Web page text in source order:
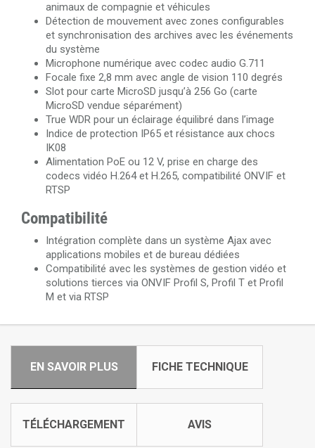
animaux de compagnie et véhicules
Détection de mouvement avec zones configurables
et synchronisation des archives avec les événements
du système
Microphone numérique avec codec audio G.711
Focale fixe 2,8 mm avec angle de vision 110 degrés
Slot pour carte MicroSD jusqu’à 256 Go (carte
MicroSD vendue séparément)
True WDR pour un éclairage équilibré dans l’image
Indice de protection IP65 et résistance aux chocs
IK08
Alimentation PoE ou 12 V, prise en charge des
codecs vidéo H.264 et H.265, compatibilité ONVIF et
RTSP
Compatibilité
Intégration complète dans un système Ajax avec
applications mobiles et de bureau dédiées
Compatibilité avec les systèmes de gestion vidéo et
solutions tierces via ONVIF Profil S, Profil T et Profil
M et via RTSP
EN SAVOIR PLUS FICHE TECHNIQUE
TÉLÉCHARGEMENT AVIS